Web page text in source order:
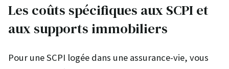
Les coûts spécifiques aux SCPI et
aux supports immobiliers
Pour une SCPI logée dans une assurance-vie, vous